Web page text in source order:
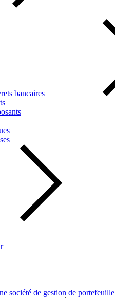
bancaires
société de gestion de portefeuille